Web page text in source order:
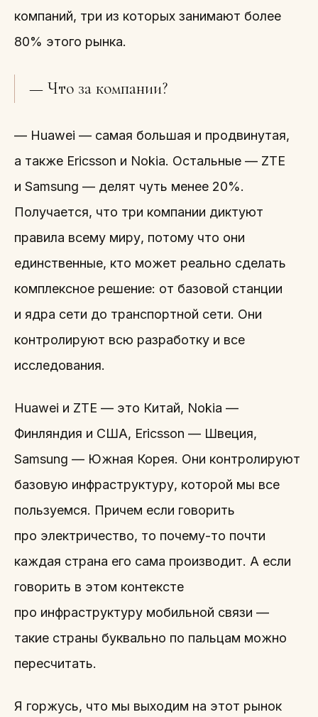
компаний, три из которых занимают более
80% этого рынка.
— Что за компании?
— Huawei — самая большая и продвинутая,
а также Ericsson и Nokia. Остальные — ZTE
и Samsung — делят чуть менее 20%.
Получается, что три компании диктуют
правила всему миру, потому что они
единственные, кто может реально сделать
комплексное решение: от базовой станции
и ядра сети до транспортной сети. Они
контролируют всю разработку и все
исследования.
Huawei и ZTE — это Китай, Nokia —
Финляндия и США, Ericsson — Швеция,
Samsung — Южная Корея. Они контролируют
базовую инфраструктуру, которой мы все
пользуемся. Причем если говорить
про электричество, то почему-то почти
каждая страна его сама производит. А если
говорить в этом контексте
про инфраструктуру мобильной связи —
такие страны буквально по пальцам можно
пересчитать.
Я горжусь, что мы выходим на этот рынок